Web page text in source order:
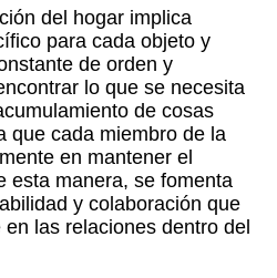
del hogar implica
para cada objeto y
de orden y
lo que se necesita
de cosas
que cada miembro de la
en mantener el
esta manera, se fomenta
y colaboración que
las relaciones dentro del